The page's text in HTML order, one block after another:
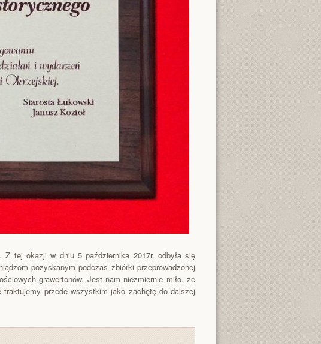
tej okazji w dniu 5 października 2017r. odbyła się
pozyskanym podczas zbiórki przeprowadzonej
grawertonów. Jest nam niezmiernie miło, że
przede wszystkim jako zachętę do dalszej